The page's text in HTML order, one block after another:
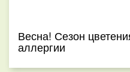
Весна! Сезон
аллергии